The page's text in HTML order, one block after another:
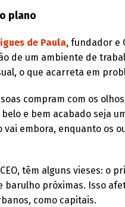
plano
de Paula, fundador e
de um ambiente de
o que acarreta em
compram com os
e bem acabado seja
vai embora, enquanto os
têm alguns vieses: o
barulho próximas. Isso
como capitais.